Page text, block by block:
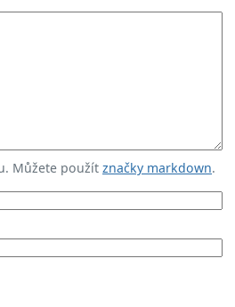
Můžete použít značky markdown.